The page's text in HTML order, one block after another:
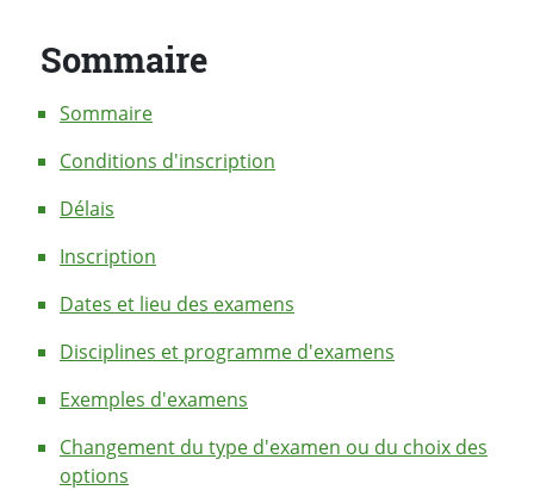
Sommaire
Sommaire
Conditions d'inscription
Délais
Inscription
Dates et lieu des examens
Disciplines et programme d'examens
Exemples d'examens
Changement du type d'examen ou du choix des
options